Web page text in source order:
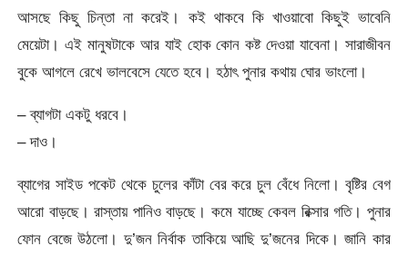
আসছে কিছু চিন্তা না করেই। কই থাকবে কি খাওয়াবো কিছুই ভাবেনি
মেয়েটা। এই মানুষটাকে আর যাই হোক কোন কষ্ট দেওয়া যাবেনা। সারাজীবন
বুকে আগলে রেখে ভালবেসে যেতে হবে। হঠাৎ পুনার কথায় ঘোর ভাংলো।
– ব্যাগটা একটু ধরবে।
– দাও।
ব্যাগের সাইড পকেট থেকে চুলের কাঁটা বের করে চুল বেঁধে নিলো। বৃষ্টির বেগ
আরো বাড়ছে। রাস্তায় পানিও বাড়ছে। কমে যাচ্ছে কেবল রিক্সার গতি। পুনার
ফোন বেজে উঠলো। দু’জন নির্বাক তাকিয়ে আছি দু’জনের দিকে। জানি কার